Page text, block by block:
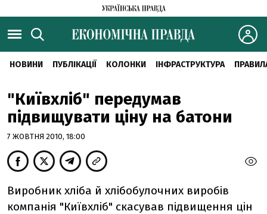
НОВИНИ ПУБЛІКАЦІЇ КОЛОНКИ ІНФРАСТРУКТУРА
"Київхліб" передумав
підвищувати ціну на батони
7 ЖОВТНЯ 2010, 18:00
Виробник хліба й хлібобулочних виробів
компанія "Київхліб" скасував підвищення цін